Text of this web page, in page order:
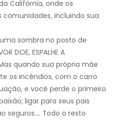
Califórnia, onde os
incluindo sua
sombra no posto de
DOE, ESPALHE A
Mas quando sua própria mãe
os incêndios, com o carro
e você perde o primeiro
ligar para seus pais
seguros…. Todo o resto